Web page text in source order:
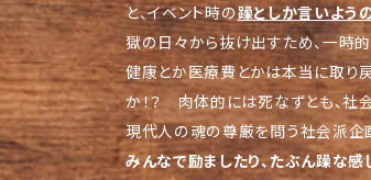
と、イベント時の躁としか言いよう
獄の日々から抜け出すため、一時
健康とか医療費とかは本当に取り
か！？ 肉体的には死なずとも、社
現代人の魂の尊厳を問う社会派企
みんなで励ましたり、たぶん躁な感